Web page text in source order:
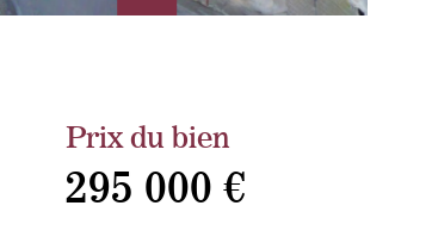
Prix du bien
295 000 €